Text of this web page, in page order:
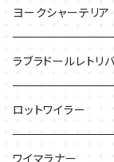
ケース
バッグ
雑貨
ケース
ケース
ヨークシャーテリア
Tシャツ
バッグ
ケース
ラブラドールレトリ
Ｔシャツ
バッグ
ロットワイラー
Tシャツ
ワイマラナー